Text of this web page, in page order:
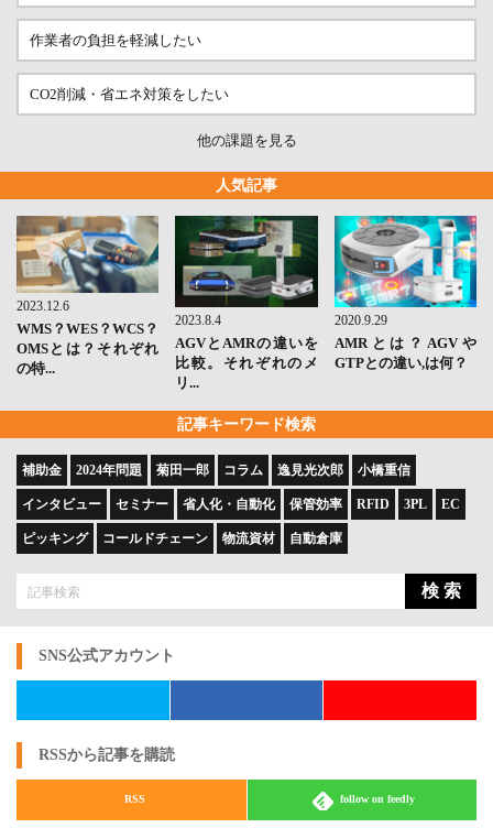
作業者の負担を軽減したい
CO2削減・省エネ対策をしたい
他の課題を見る
人気記事
2023.12.6
WMS？WES？WCS？
OMSとは？それぞれ
の特...
2023.8.4
AGVとAMRの違いを
比較。それぞれのメ
リ...
2020.9.29
AMRとは？AGVや
GTPとの違い,は何？
記事キーワード検索
補助金 2024年問題 菊田一郎 コラム 逸見光次郎 小橋重信
インタビュー セミナー 省人化・自動化 保管効率 RFID 3PL EC
ピッキング コールドチェーン 物流資材 自動倉庫
検 索
SNS公式アカウント
RSSから記事を購読
RSS follow on feedly